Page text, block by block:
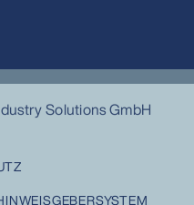
Solutions GmbH